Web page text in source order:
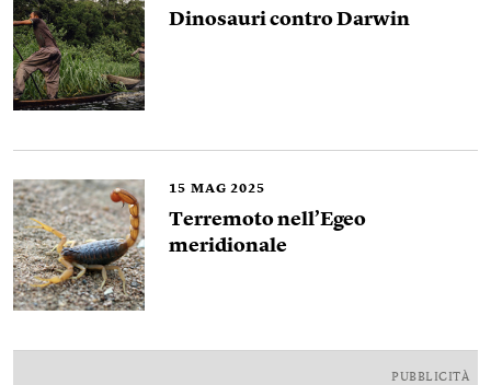
Dinosauri contro Darwin
15 MAG 2025
Terremoto nell’Egeo
meridionale
PUBBLICITÀ